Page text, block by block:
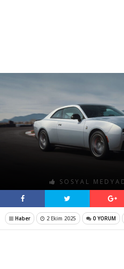
SOSYAL
Haber 2 Ekim 2025 0 YORUM